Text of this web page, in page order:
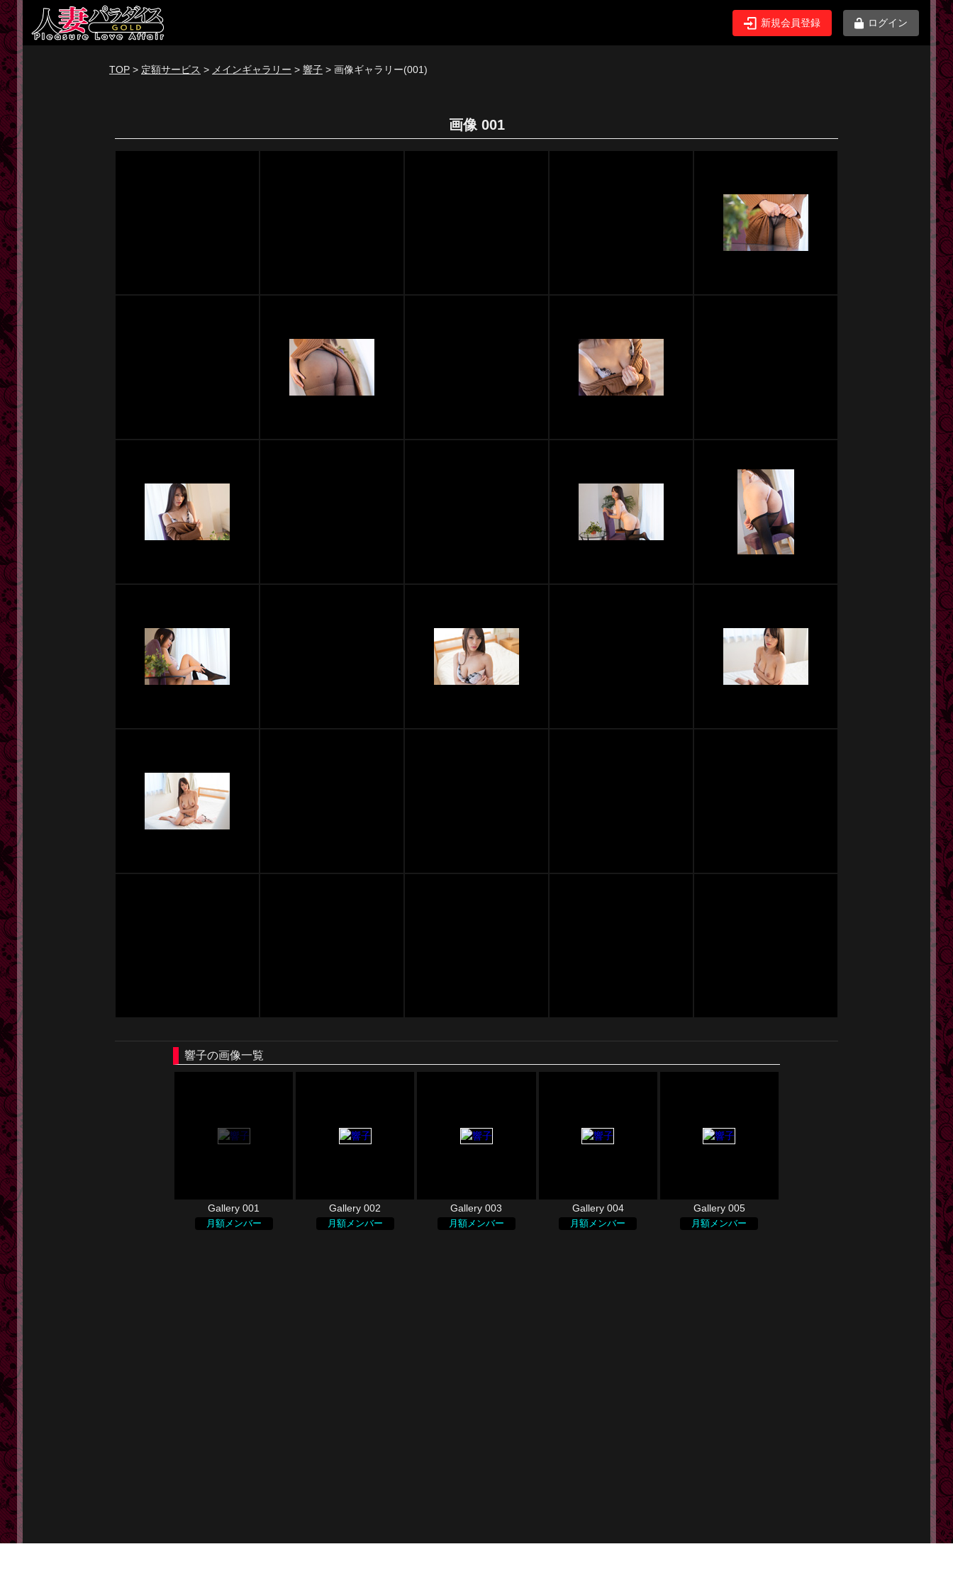
新規会員登録 ログイン
ログイン
トップページ
定額サービス
[定額] 期間限定ギャラリー
[定額] 継続1カ月ギャラリー
[定額] 継続3カ月ギャラリー
[定額] 継続6カ月ギャラリー
定額奥様一覧
単品販売
ヘルプ
お問い合わせ
TOP > 定額サービス > メインギャラリー > 響子 > 画像ギャラリー(001)
画像 001
響子の画像一覧
Gallery 001
月額メンバー
Gallery 002
月額メンバー
Gallery 003
月額メンバー
Gallery 004
月額メンバー
Gallery 005
月額メンバー